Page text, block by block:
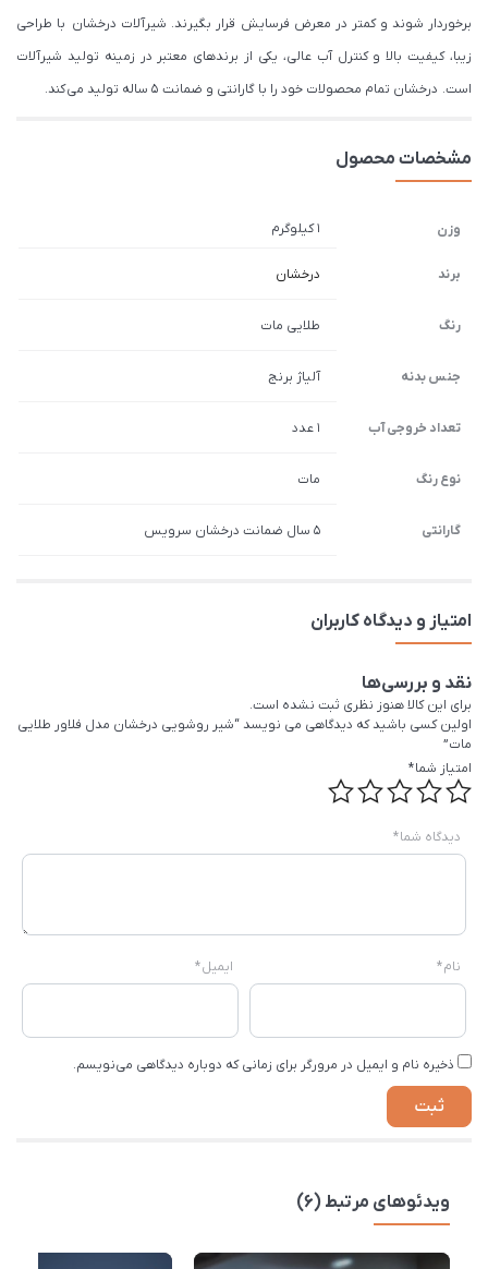
برخوردار شوند و کمتر در معرض فرسایش قرار بگیرند. شیرآلات درخشان با طراحی
زیبا، کیفیت بالا و کنترل آب عالی، یکی از برندهای معتبر در زمینه تولید شیرآلات
است. درخشان تمام محصولات خود را با گارانتی و ضمانت 5 ساله تولید می کند.
مشخصات محصول
وزن 1 کیلوگرم
برند درخشان
رنگ طلایی مات
جنس بدنه آلیاژ برنج
تعداد خروجی آب 1 عدد
نوع رنگ مات
گارانتی 5 سال ضمانت درخشان سرویس
امتیاز و دیدگاه کاربران
نقد و بررسی‌ها
برای این کالا هنوز نظری ثبت نشده است.
اولین کسی باشید که دیدگاهی می نویسد “شیر روشویی درخشان مدل فلاور طلایی
مات”
امتیاز شما*
دیدگاه شما*
نام* ایمیل*
ذخیره نام و ایمیل در مرورگر برای زمانی که دوباره دیدگاهی می‌نویسم.
ویدئوهای مرتبط (6)